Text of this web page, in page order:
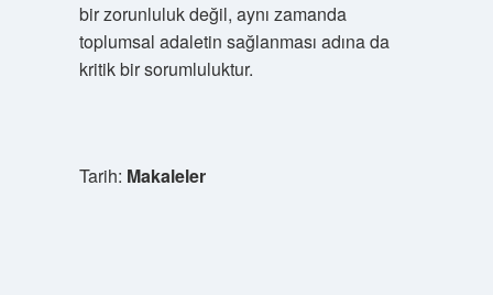
bir zorunluluk değil, aynı zamanda
toplumsal adaletin sağlanması adına da
kritik bir sorumluluktur.
Tarih: Makaleler